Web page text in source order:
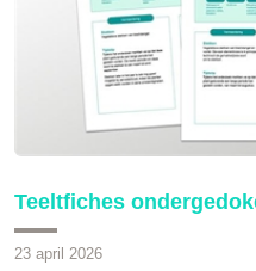
Teeltfiches
23 april 2026